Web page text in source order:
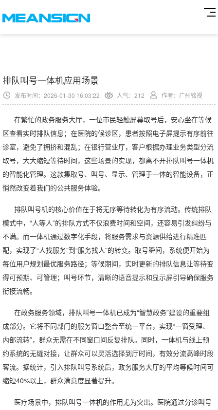
排队叫号一体机应用场景
发布时间：2026-01-30 16:03:22 人气： 212 作者：广州铭视
在繁忙的政务服务大厅，一位市民轻触屏幕取号后，安心坐在等候
区查看实时排队信息；在医院的候诊区，患者按照电子屏提示有序前往
诊室，避免了拥挤和混乱；在银行营业厅，客户根据办理业务类型分流
取号，大大缩短等待时间，这些场景的实现，都离不开排队叫号一体机
的智能化管理。这款集取号、叫号、显示、管理于一体的智能设备，正
悄然改变着我们的公共服务体验。
排队叫号机的核心价值在于将无序等待转化为有序流动。传统排队
模式中，“人等人”的排队方式不仅浪费时间和空间，还容易引发纠纷与
不满。而一体机通过数字化手段，将服务需求与资源供给进行精准匹
配，实现了“人找服务”到“服务找人”的转变。取号瞬间，系统便开始为
每位用户规划最优服务路径；等候期间，实时更新的排队信息让等待变
得可预期、可管理；叫号环节，清晰的语音提示和显示屏引导确保服务
衔接流畅。
在政务服务领域，排队叫号一体机已成为“智慧政务”建设的重要组
成部分。它将不同部门的服务窗口整合至统一平台，实现“一窗受理、
内部流转”，群众无需在不同窗口间反复排队。同时，一体机与线上预
约系统的无缝对接，让群众可以灵活选择到厅时间，有效分流高峰时段
客流。据统计，引入排队叫号系统后，政务服务大厅的平均等候时间可
缩短40%以上，群众满意度显著提升。
医疗场景中，排队叫号一体机的作用尤为突出。医院通过分诊叫号